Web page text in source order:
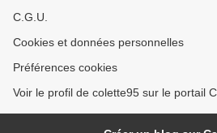
C.G.U.
Cookies et données personnelles
Préférences cookies
Voir le profil de colette95 sur le portail